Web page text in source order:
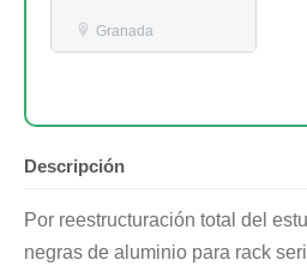
Granada
Descripción
Por reestructuración total del
negras de aluminio para rack